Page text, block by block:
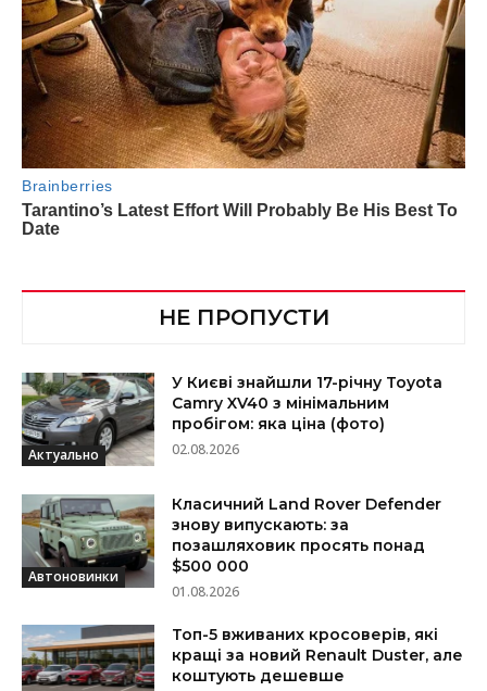
НЕ ПРОПУСТИ
Актуально
У Києві знайшли 17-річну Toyota
Camry XV40 з мінімальним
пробігом: яка ціна (фото)
02.08.2026
Автоновинки
Класичний Land Rover Defender
знову випускають: за
позашляховик просять понад
$500 000
01.08.2026
Топ-5 вживаних кросоверів, які
кращі за новий Renault Duster, але
коштують дешевше